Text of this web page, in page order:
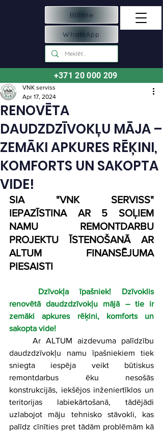
+371 20 000 209
Bill.me
WhatsApp
RENOVĒTA
DAUDZDZĪVOKĻU MĀJA –
ZEMĀKI APKURES RĒĶINI,
KOMFORTS UN SAKOPTA
VIDE!
VNK serviss
Apr 17, 2024
SIA "VNK SERVISS"
IEPAZĪSTINA AR 5 SOĻIEM
NAMU REMONTDARBU
PROJEKTU ĪSTENOŠANĀ AR
ALTUM FINANSĒJUMA
PIESAISTI
Dzīvokļa īpašniek! Dzīvoklis
renovētā daudzdzīvokļu mājā – tie ir
zemāki apkures rēķini, komforts un
sakopta vide!
Ar ALTUM aizdevuma palīdzību
daudzdzīvokļu namu īpašniekiem tiek
sniegta iespēja veikt būtiskus
remontdarbus ēku nesošās
konstrukcijās, iekšējos inženiertīklos un
teritorijas labiekārtošanā, tādējādi
uzlabojot māju tehnisko stāvokli, kas
palīdz cīnīties pret tādām problēmām kā